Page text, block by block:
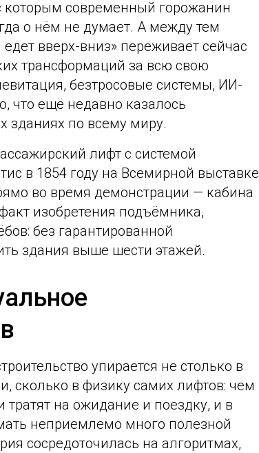
современный горожанин
о нём не думает. А между тем
вверх-вниз» переживает сейчас
трансформаций за всю свою
безтросовые системы, ИИ-
что ещё недавно казалось
зданиях по всему миру.
лифт с системой
в 1854 году на Всемирной выставке
во время демонстрации — кабина
изобретения подъёмника,
без гарантированной
здания выше шести этажей.
упирается не столько в
сколько в физику самих лифтов: чем
на ожидание и поездку, и в
неприемлемо много полезной
сосредоточилась на алгоритмах,